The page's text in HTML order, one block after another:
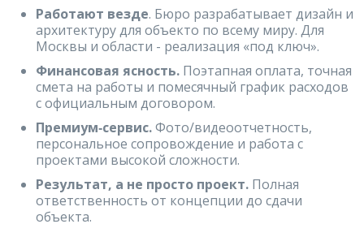
Работают везде. Бюро разрабатывает дизайн и
архитектуру для объекто по всему миру. Для
Москвы и области - реализация «под ключ».
Финансовая ясность. Поэтапная оплата, точная
смета на работы и помесячный график расходов
с официальным договором.
Премиум‑сервис.Фото/видеоотчетность,
персональное сопровождение и работа с
проектами высокой сложности.
Результат, а не просто проект. Полная
ответственность от концепции до сдачи
объекта.